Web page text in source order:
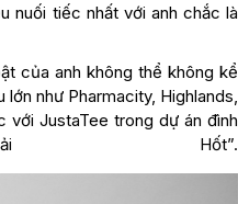
nuối tiếc nhất với anh chắc là
của anh không thể không kể
như Pharmacity, Highlands,
với JustaTee trong dự án đình
Hốt”.